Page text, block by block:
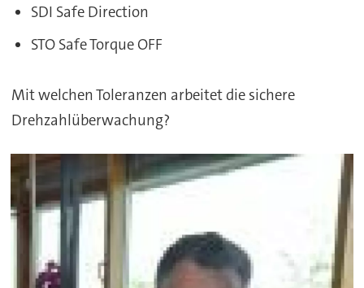
SDI Safe Direction
STO Safe Torque OFF
Mit welchen Toleranzen arbeitet die sichere
Drehzahlüberwachung?